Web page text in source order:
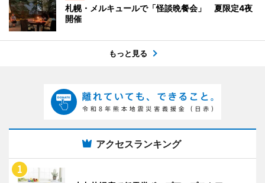
札幌・メルキュールで「怪談晩餐会」 夏限定4夜
開催
もっと見る
アクセスランキング